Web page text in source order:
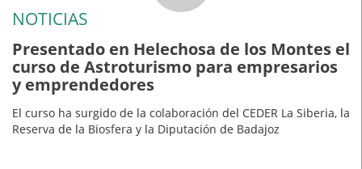
NOTICIAS
Presentado en Helechosa de los Montes el
curso de Astroturismo para empresarios
y emprendedores
El curso ha surgido de la colaboración del CEDER La Siberia, la
Reserva de la Biosfera y la Diputación de Badajoz